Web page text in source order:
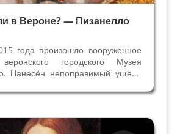
в Вероне? — Пизанелло
года произошло вооруженное
городского Музея
Нанесён непоправимый ущерб
шедевры работы Пизанелло,